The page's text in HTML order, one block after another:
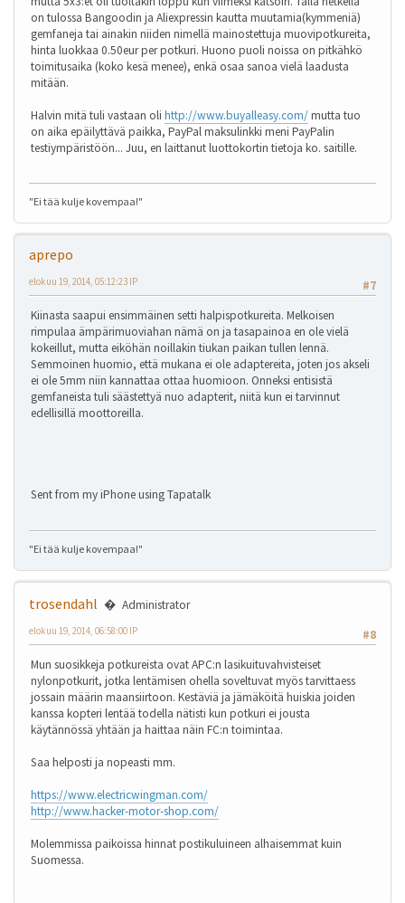
on tulossa Bangoodin ja Aliexpressin kautta muutamia(kymmeniä)
gemfaneja tai ainakin niiden nimellä mainostettuja muovipotkureita,
hinta luokkaa 0.50eur per potkuri. Huono puoli noissa on pitkähkö
toimitusaika (koko kesä menee), enkä osaa sanoa vielä laadusta
mitään.
Halvin mitä tuli vastaan oli http://www.buyalleasy.com/mutta tuo
on aika epäilyttävä paikka, PayPal maksulinkki meni PayPalin
testiympäristöön... Juu, en laittanut luottokortin tietoja ko. saitille.
"Ei tää kulje kovempaa!"
aprepo
#7
elokuu 19, 2014, 05:12:23 IP
Kiinasta saapui ensimmäinen setti halpispotkureita. Melkoisen
rimpulaa ämpärimuoviahan nämä on ja tasapainoa en ole vielä
kokeillut, mutta eiköhän noillakin tiukan paikan tullen lennä.
Semmoinen huomio, että mukana ei ole adaptereita, joten jos akseli
ei ole 5mm niin kannattaa ottaa huomioon. Onneksi entisistä
gemfaneista tuli säästettyä nuo adapterit, niitä kun ei tarvinnut
edellisillä moottoreilla.
Sent from my iPhone using Tapatalk
"Ei tää kulje kovempaa!"
trosendahl
Administrator
#8
elokuu 19, 2014, 06:58:00 IP
Mun suosikkeja potkureista ovat APC:n lasikuituvahvisteiset
nylonpotkurit, jotka lentämisen ohella soveltuvat myös tarvittaess
jossain määrin maansiirtoon. Kestäviä ja jämäköitä huiskia joiden
kanssa kopteri lentää todella nätisti kun potkuri ei jousta
käytännössä yhtään ja haittaa näin FC:n toimintaa.
Saa helposti ja nopeasti mm.
https://www.electricwingman.com/
http://www.hacker-motor-shop.com/
Molemmissa paikoissa hinnat postikuluineen alhaisemmat kuin
Suomessa.